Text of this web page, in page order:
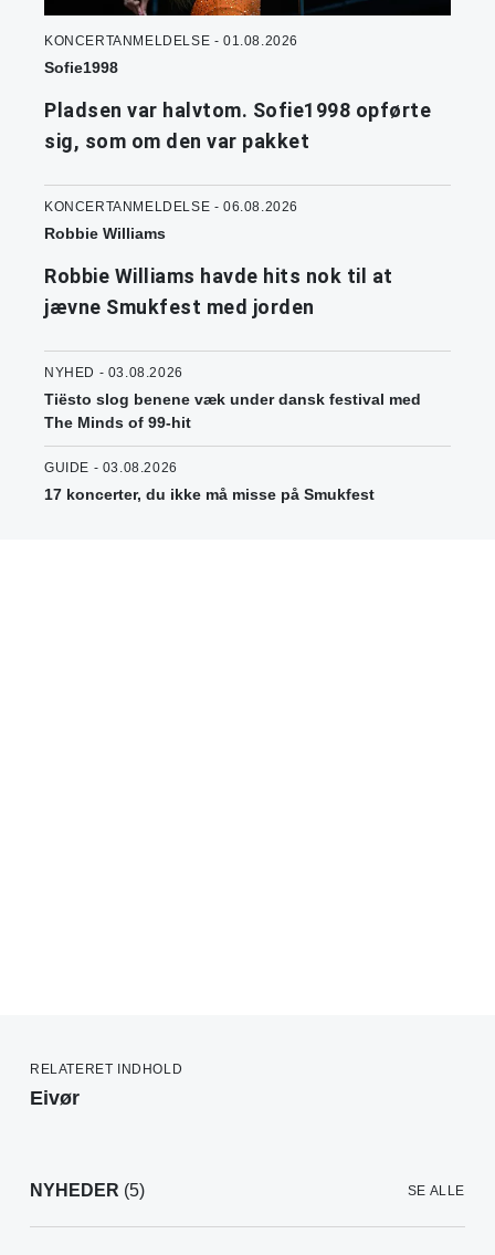
KONCERTANMELDELSE - 01.08.2026
Sofie1998
Pladsen var halvtom. Sofie1998 opførte
sig, som om den var pakket
KONCERTANMELDELSE - 06.08.2026
Robbie Williams
Robbie Williams havde hits nok til at
jævne Smukfest med jorden
NYHED - 03.08.2026
Tiësto slog benene væk under dansk festival med
The Minds of 99-hit
GUIDE - 03.08.2026
17 koncerter, du ikke må misse på Smukfest
RELATERET INDHOLD
Eivør
NYHEDER (5) SE ALLE